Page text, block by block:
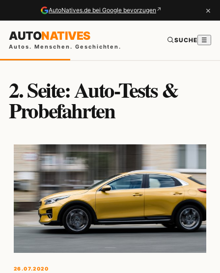
AutoNatives.de bei Google bevorzugen ↗ ×
AUTONATIVES
Autos. Menschen. Geschichten.
SUCHE ☰
2. Seite: Auto-Tests &
Probefahrten
26.07.2020